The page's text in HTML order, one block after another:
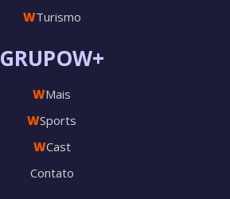
GRUPOW+
WMais
WSports
WCast
Contato
WTurismo